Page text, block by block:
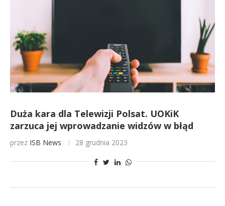
Duża kara dla Telewizji Polsat. UOKiK
zarzuca jej wprowadzanie widzów w błąd
przez ISB News 28 grudnia 2023